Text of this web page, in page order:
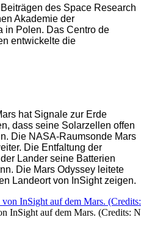
des Space Research
Akademie der
in Polen. Das Centro de
entwickelte die
hat Signale zur Erde
dass seine Solarzellen offen
Die NASA-Raumsonde Mars
Die Entfaltung der
Lander seine Batterien
Die Mars Odyssey leitete
Landeort von InSight zeigen.
InSight auf dem Mars. (Credits: